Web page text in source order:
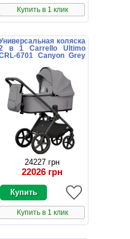
Купить в 1 клик
коляска
в 1 Carrello Ultimo
6701 Canyon Grey
24227 грн
22026 грн
Купить в 1 клик